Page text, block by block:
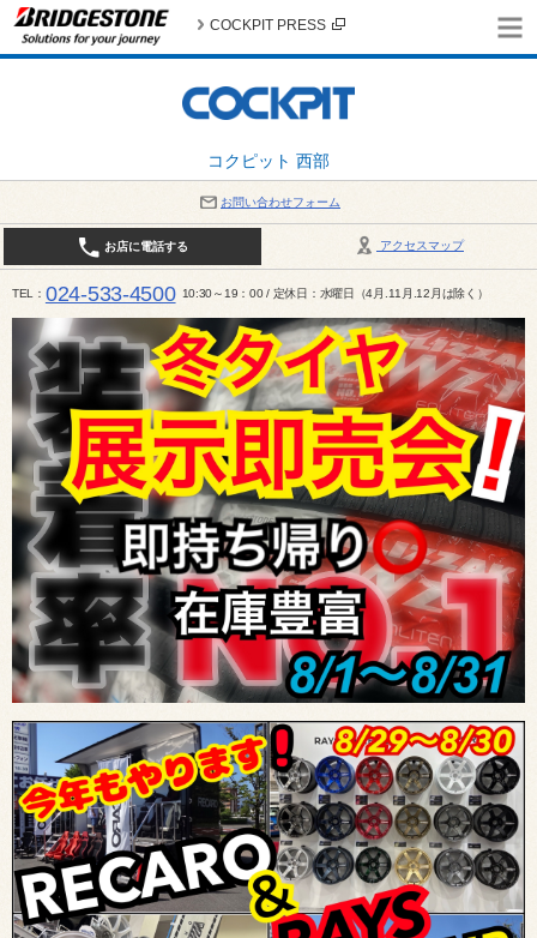
コクピット 西部
COCKPIT PRESS
お問い合わせフォーム
アクセスマップ
お店に電話する
TEL 024-533-4500 10:30～19：00 / 定休日：水曜日（4月.11月.12月